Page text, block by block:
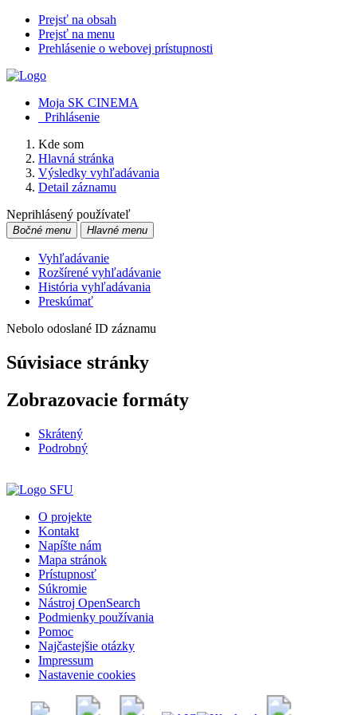
Prejsť na obsah
Prejsť na menu
Prehlásenie o webovej prístupnosti
Moja SK CINEMA
Prihlásenie
Kde som
Hlavná stránka
Výsledky vyhľadávania
Detail záznamu
Neprihlásený používateľ
Bočné menu Hlavné menu
Vyhľadávanie
Rozšírené vyhľadávanie
História vyhľadávania
Preskúmať
Nebolo odoslané ID záznamu
Súvisiace stránky
Zobrazovacie formáty
Skrátený
Podrobný
O projekte
Kontakt
Napíšte nám
Mapa stránok
Prístupnosť
Súkromie
Nástroj OpenSearch
Podmienky používania
Pomoc
Najčastejšie otázky
Impressum
Nastavenie cookies